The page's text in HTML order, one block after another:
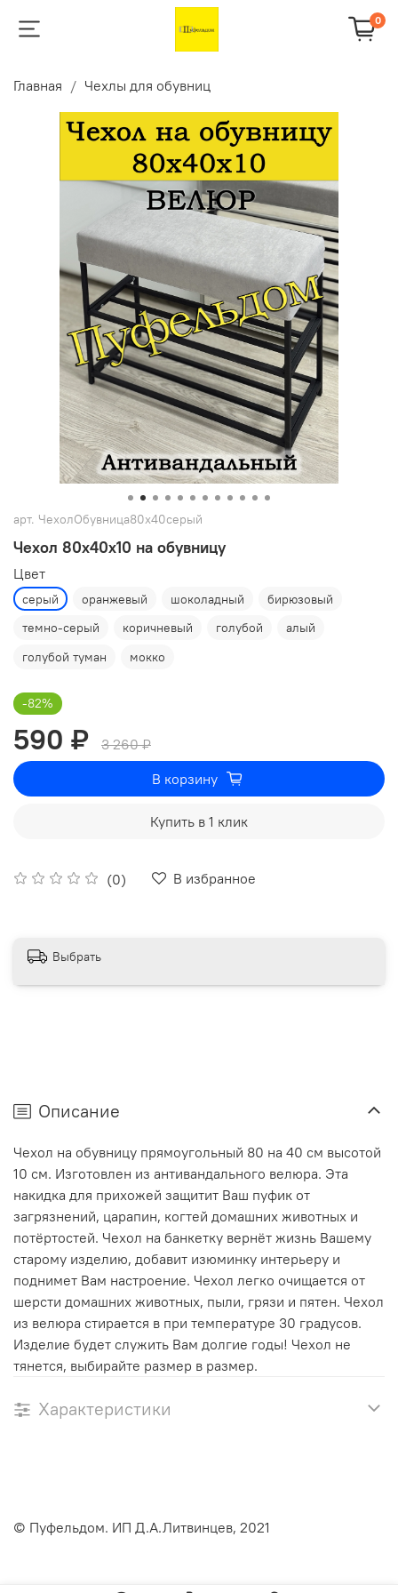
0
Главная Чехлы для обувниц
арт. ЧехолОбувница80х40серый
Чехол 80х40х10 на обувницу
(0) В избранное
Цвет
серый оранжевый шоколадный
бирюзовый
темно-серый
коричневый голубой
алый
голубой туман
мокко
-82%
590 ₽
3 260 ₽
В корзину
Купить в 1 клик
Выбрать
Описание
Чехол на обувницу прямоугольный 80 на 40 см высотой
10 см. Изготовлен из антивандального велюра. Эта
накидка для прихожей защитит Ваш пуфик от
загрязнений, царапин, когтей домашних животных и
потёртостей. Чехол на банкетку вернёт жизнь Вашему
старому изделию, добавит изюминку интерьеру и
поднимет Вам настроение. Чехол легко очищается от
шерсти домашних животных, пыли, грязи и пятен. Чехол
из велюра стирается в при температуре 30 градусов.
Изделие будет служить Вам долгие годы! Чехол не
тянется, выбирайте размер в размер.
Характеристики
© Пуфельдом. ИП Д.А.Литвинцев, 2021